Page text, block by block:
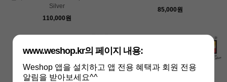
Silver
110,000원
85,000원
www.weshop.kr의 페이지 내용:
Weshop 앱을 설치하고 앱 전용 혜택과 회원 전용
알림을 받아보세요^^